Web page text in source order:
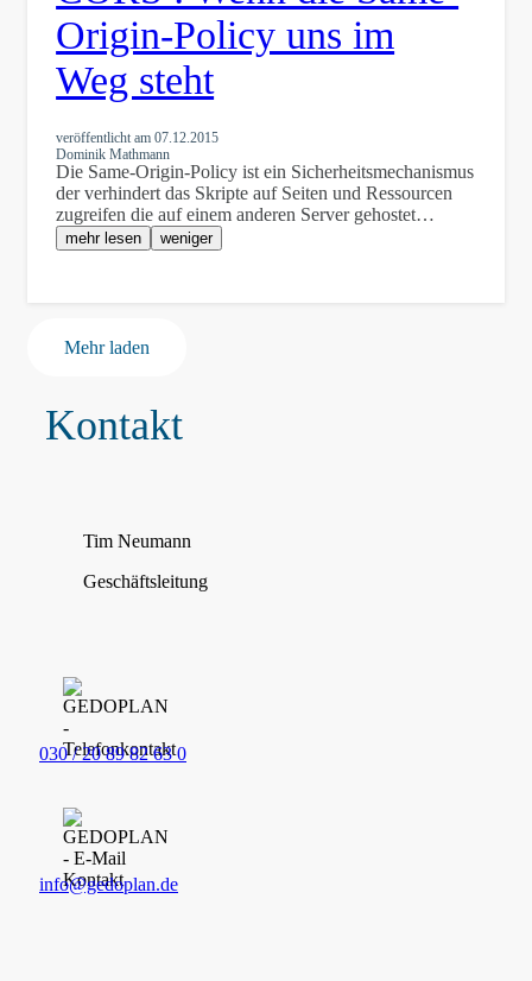
Origin-Policy uns im
Weg steht
veröffentlicht am07.12.2015
Dominik Mathmann
Die Same-Origin-Policy ist ein Sicherheitsmechanismus
der verhindert das Skripte auf Seiten und Ressourcen
zugreifen die auf einem anderen Server gehostet…
mehr lesen weniger
Mehr laden
Kontakt
Tim Neumann
Geschäftsleitung
030 / 20 89 82 63 0
info@gedoplan.de